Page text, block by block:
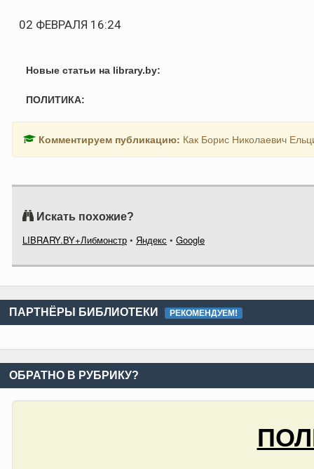
02 ФЕВРАЛЯ 16:24
Новые статьи на library.by:
ПОЛИТИКА:
Комментируем публикацию: Как Борис Николаевич
Искать похожие?
LIBRARY.BY+Либмонстр • Яндекс • Google
ПАРТНЁРЫ БИБЛИОТЕКИ РЕКОМЕНДУЕМ!
ОБРАТНО В РУБРИКУ?